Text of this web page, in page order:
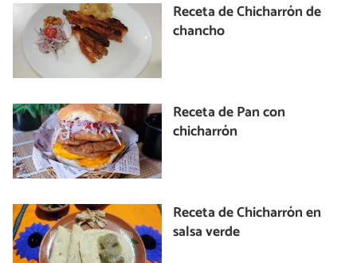
Receta de Chicharrón de
chancho
Receta de Pan con
chicharrón
Receta de Chicharrón en
salsa verde